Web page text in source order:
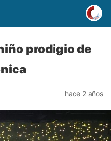
prodigio de
hace 2 años